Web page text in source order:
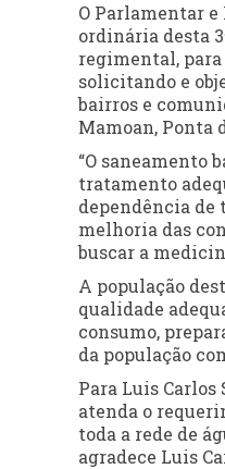
O Parlamentar e
ordinária desta
regimental, para
solicitando e
bairros e
Mamoan, Ponta
“O saneamento
tratamento
dependência de
melhoria das
buscar a
A população
qualidade
consumo,
da população
Para Luis
atenda o
toda a rede de
agradece Luis